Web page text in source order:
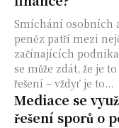
Smíchání osobních
peněz patří mezi
začínajících
se může zdát, že je
řešení – vždyť je to...
Mediace se
řešení sporů o